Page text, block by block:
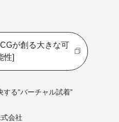
が創る大きな可
性]
する”バーチャル試着”
会社